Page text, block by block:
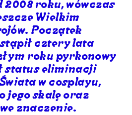
2008 roku, wówczas
Wielkim
Początek
cztery lata
roku pyrkonowy
status eliminacji
w cosplayu,
jego skalę oraz
znaczenie.